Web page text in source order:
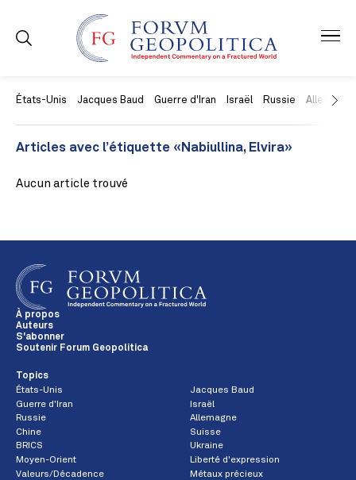
États-Unis Jacques Baud Guerre d'Iran Israël Russie Allemagne
Articles avec l’étiquette «Nabiullina, Elvira»
Aucun article trouvé
À propos
Auteurs
S'abonner
Soutenir Forum Geopolitica
Topics
États-Unis
Jacques Baud
Guerre d'Iran
Israël
Russie
Allemagne
Chine
Suisse
BRICS
Ukraine
Moyen-Orient
Liberté d'expression
Valeurs/Décadence
Métaux précieux